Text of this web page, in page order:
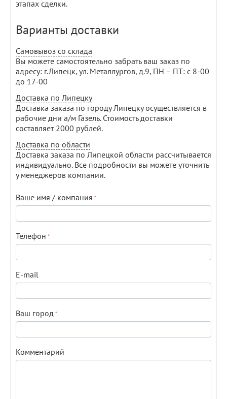
этапах сделки.
Варианты доставки
Самовывоз со склада
Вы можете самостоятельно забрать ваш заказ по
адресу: г.Липецк, ул. Металлургов, д.9, ПН – ПТ: с 8-00
до 17-00
Доставка по Липецку
Доставка заказа по городу Липецку осуществляется в
рабочие дни а/м Газель. Стоимость доставки
составляет 2000 рублей.
Доставка по области
Доставка заказа по Липецкой области рассчитывается
индивидуально. Все подробности вы можете уточнить
у менеджеров компании.
Ваше имя / компания
Телефон
E-mail
Ваш город
Комментарий